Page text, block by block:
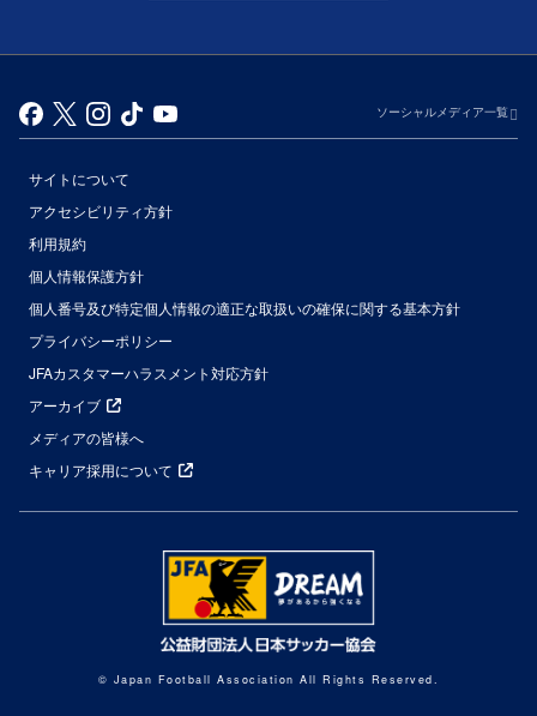
ソーシャルメディア一覧
サイトについて
アクセシビリティ方針
利用規約
個人情報保護方針
個人番号及び特定個人情報の適正な取扱いの確保に関する基本方針
プライバシーポリシー
JFAカスタマーハラスメント対応方針
アーカイブ
メディアの皆様へ
キャリア採用について
© Japan Football Association All Rights Reserved.